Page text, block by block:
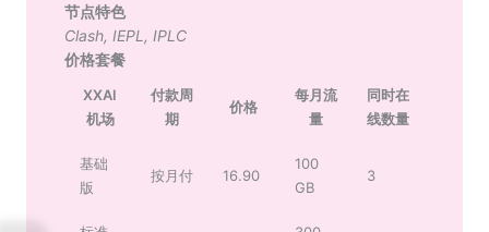
节点特色
Clash, IEPL , IPLC
价格套餐
XXAI
机场
付款周
期
价格
每月流
量
同时在
线数量
基础
版
按月付 16.90
100
GB
3